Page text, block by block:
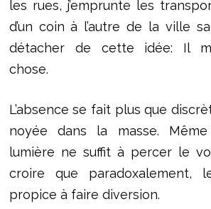
les rues, j’emprunte les
d’un coin à l’autre de la ville
détacher de cette idée: Il
chose.
L’absence se fait plus que
noyée dans la masse.
lumière ne suffit à percer le
croire que paradoxalement,
propice à faire diversion.